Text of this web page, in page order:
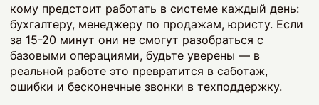
кому предстоит работать в системе каждый день:
бухгалтеру, менеджеру по продажам, юристу. Если
за 15-20 минут они не смогут разобраться с
базовыми операциями, будьте уверены — в
реальной работе это превратится в саботаж,
ошибки и бесконечные звонки в техподдержку.